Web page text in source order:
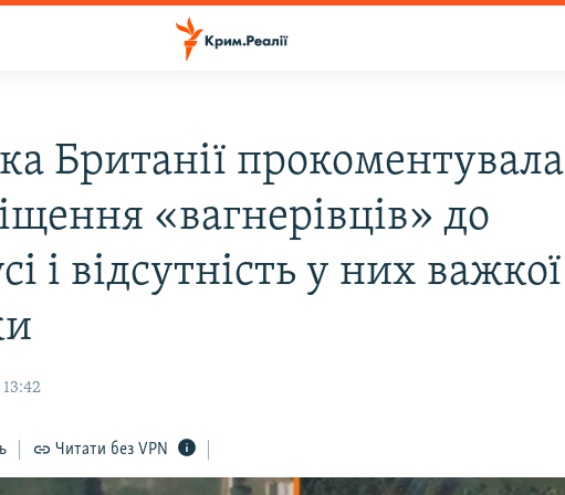
Британії прокоментувала
«вагнерівців» до
і відсутність у них важкої
Читати без VPN